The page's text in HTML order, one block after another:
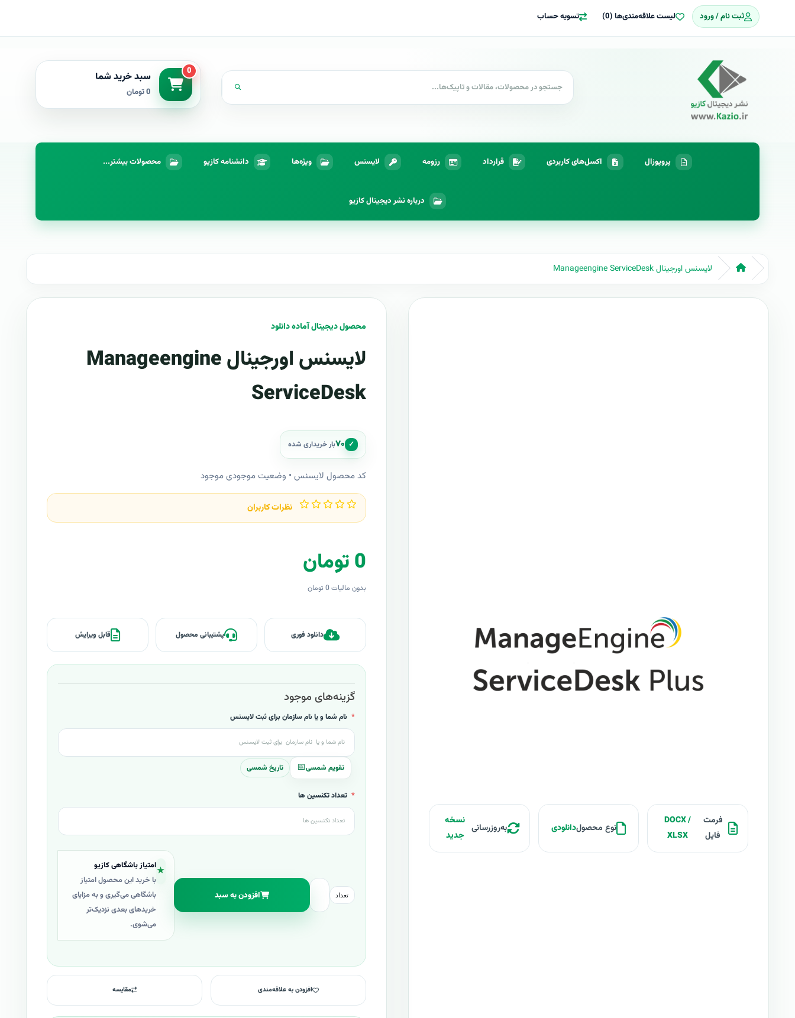
ثبت نام / ورود لیست علاقه‌مندی‌ها (0) تسویه حساب
0 سبد خرید شما
0 تومان
پروپوزال اکسل‌های کاربردی قرارداد رزومه لایسنس ویژه‌ها دانشنامه کازیو محصولات بیشتر...
درباره نشر دیجیتال کازیو
لایسنس اورجینال Manageengine ServiceDesk
محصول دیجیتال آماده دانلود
لایسنس اورجینال Manageengine
ServiceDesk
✓ ۷۰بار خریداری شده
کد محصول لایسنس • وضعیت موجودی موجود
نظرات کاربران
0 تومان
بدون مالیات 0 تومان
دانلود فوری پشتیبانی محصول قابل ویرایش
گزینه‌های موجود
نام شما و یا نام سازمان برای ثبت لایسنس
تاریخ شمسی
تعداد تکنسین ها
تعداد افزودن به سبد
★امتیاز باشگاهی کازیو
با خرید این محصول امتیاز
باشگاهی می‌گیری و به مزایای
خریدهای بعدی نزدیک‌تر
می‌شوی.
افزودن به علاقه‌مندی مقایسه
فرمت
فایل
DOCX /
XLSX
نوع محصولدانلودی به‌روزرسانی
نسخه
جدید